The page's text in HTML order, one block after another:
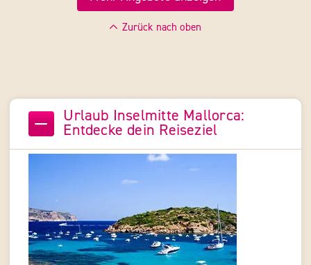
Zurück nach oben
Urlaub Inselmitte Mallorca:
Entdecke dein Reiseziel